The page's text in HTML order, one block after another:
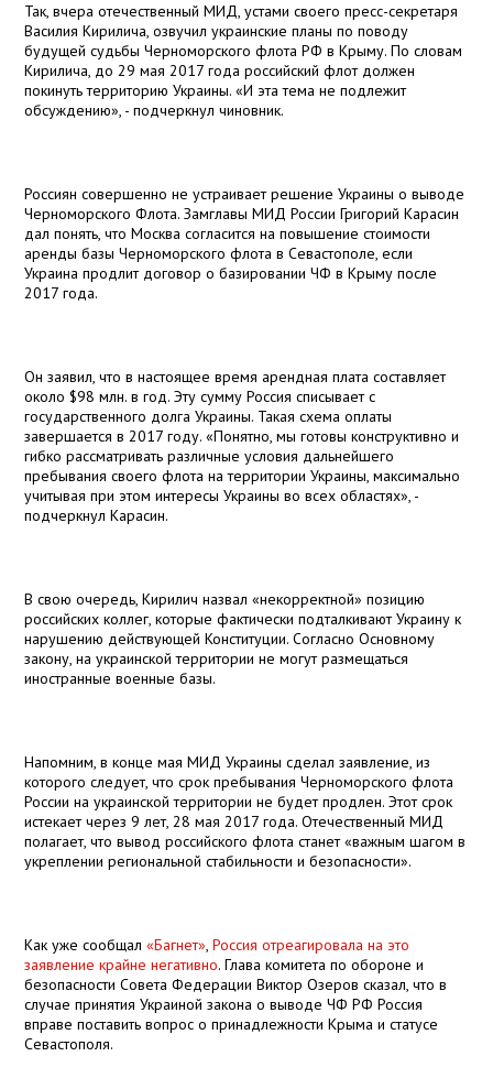
Так, вчера отечественный МИД, устами своего пресс-секретаря
Василия Кирилича, озвучил украинские планы по поводу
будущей судьбы Черноморского флота РФ в Крыму. По словам
Кирилича, до 29 мая 2017 года российский флот должен
покинуть территорию Украины. «И эта тема не подлежит
обсуждению», - подчеркнул чиновник.
Россиян совершенно не устраивает решение Украины о выводе
Черноморского Флота. Замглавы МИД России Григорий Карасин
дал понять, что Москва согласится на повышение стоимости
аренды базы Черноморского флота в Севастополе, если
Украина продлит договор о базировании ЧФ в Крыму после
2017 года.
Он заявил, что в настоящее время арендная плата составляет
около $98 млн. в год. Эту сумму Россия списывает с
государственного долга Украины. Такая схема оплаты
завершается в 2017 году. «Понятно, мы готовы конструктивно и
гибко рассматривать различные условия дальнейшего
пребывания своего флота на территории Украины, максимально
учитывая при этом интересы Украины во всех областях», -
подчеркнул Карасин.
В свою очередь,Кирилич назвал «некорректной» позицию
российских коллег, которые фактически подталкивают Украину к
нарушению действующей Конституции. Согласно Основному
закону, на украинской территории не могут размещаться
иностранные военные базы.
Напомним, в конце мая МИД Украины сделал заявление, из
которого следует, что срок пребывания Черноморского флота
России на украинской территории не будет продлен. Этот срок
истекает через 9 лет, 28 мая 2017 года. Отечественный МИД
полагает, что вывод российского флота станет «важным шагом в
укреплении региональной стабильности и безопасности».
Как уже сообщал«Багнет»,Россия отреагировала на это
заявление крайне негативно. Глава комитета по обороне и
безопасности Совета Федерации Виктор Озеров сказал, что в
случае принятия Украиной закона о выводе ЧФ РФ Россия
вправе поставить вопрос о принадлежности Крыма и статусе
Севастополя.